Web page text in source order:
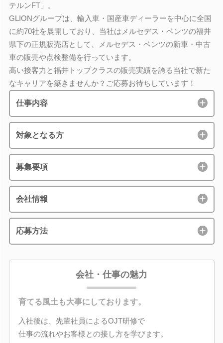
テルンFT」。
GLIONグループは、輸入車・国産車ディーラーを中心に全国
に約70社を展開しており、当社はメルセデス・ベンツの福井
県下の正規販売店として、メルセデス・ベンツの新車・中古
車の販売や点検整備を行っています。
高い接客力と福井トップクラスの販売実績を誇る当社で新た
なキャリアを築きませんか？ご応募お待ちしています！
仕事内容
対象となる方
募集要項
会社情報
応募方法
会社・仕事の魅力
育てる風土も大事にしております。
入社後は、先輩社員によるOJT研修で
仕事の流れやお客様との接し方を学びます。